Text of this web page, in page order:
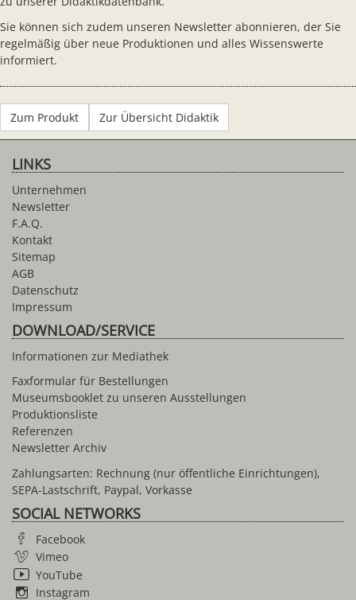
Sie können sich zudem unseren Newsletter abonnieren, der Sie
regelmäßig über neue Produktionen und alles Wissenswerte
informiert.
Zum Produkt Zur Übersicht Didaktik
LINKS
Unternehmen
Newsletter
F.A.Q.
Kontakt
Sitemap
AGB
Datenschutz
Impressum
DOWNLOAD/SERVICE
Informationen zur Mediathek
Faxformular für Bestellungen
Museumsbooklet zu unseren Ausstellungen
Produktionsliste
Referenzen
Newsletter Archiv
Zahlungsarten: Rechnung (nur öffentliche Einrichtungen),
SEPA-Lastschrift, Paypal, Vorkasse
SOCIAL NETWORKS
Facebook
Vimeo
YouTube
Instagram